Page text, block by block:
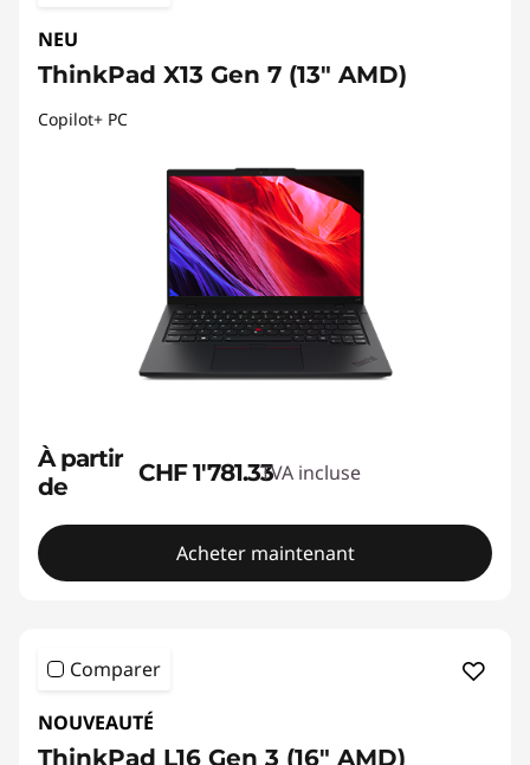
NEU
ThinkPad X13 Gen 7 (13" AMD)
Copilot+ PC
À partir
de
CHF 1'781.33TVA incluse
Acheter maintenant
Comparer
NOUVEAUTÉ
ThinkPad L16 Gen 3 (16" AMD)